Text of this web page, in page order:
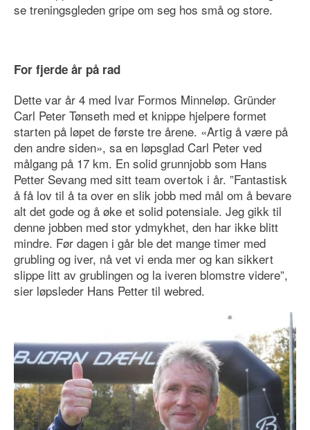
se treningsgleden gripe om seg hos små og store.
For fjerde år på rad
Dette var år 4 med Ivar Formos Minneløp. Gründer
Carl Peter Tønseth med et knippe hjelpere formet
starten på løpet de første tre årene. «Artig å være på
den andre siden», sa en løpsglad Carl Peter ved
målgang på 17 km. En solid grunnjobb som Hans
Petter Sevang med sitt team overtok i år. ”Fantastisk
å få lov til å ta over en slik jobb med mål om å bevare
alt det gode og å øke et solid potensiale. Jeg gikk til
denne jobben med stor ydmykhet, den har ikke blitt
mindre. Før dagen i går ble det mange timer med
grubling og iver, nå vet vi enda mer og kan sikkert
slippe litt av grublingen og la iveren blomstre videre”,
sier løpsleder Hans Petter til webred.